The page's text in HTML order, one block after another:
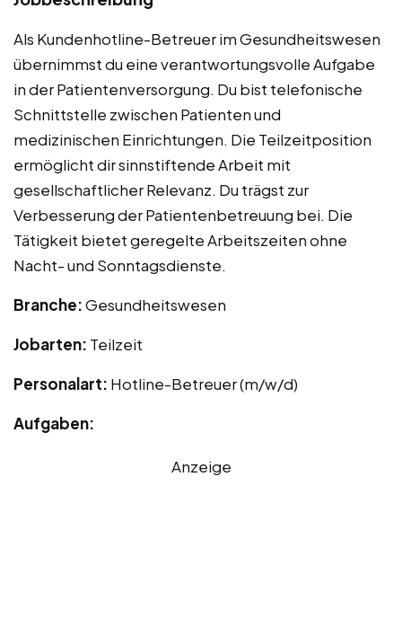
Als Kundenhotline-Betreuer im Gesundheitswesen
übernimmst du eine verantwortungsvolle Aufgabe
in der Patientenversorgung. Du bist telefonische
Schnittstelle zwischen Patienten und
medizinischen Einrichtungen. Die Teilzeitposition
ermöglicht dir sinnstiftende Arbeit mit
gesellschaftlicher Relevanz. Du trägst zur
Verbesserung der Patientenbetreuung bei. Die
Tätigkeit bietet geregelte Arbeitszeiten ohne
Nacht- und Sonntagsdienste.
Branche:Gesundheitswesen
Jobarten: Teilzeit
Personalart: Hotline-Betreuer (m/w/d)
Aufgaben:
Anzeige